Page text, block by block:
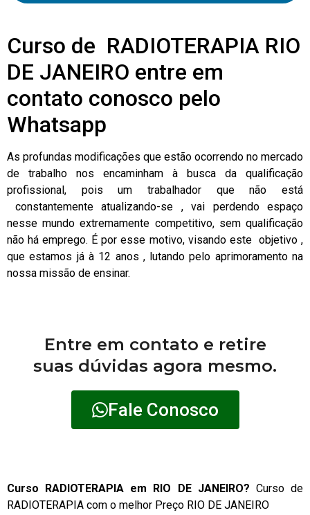
Curso de RADIOTERAPIA RIO
DE JANEIRO entre em
contato conosco pelo
Whatsapp
As profundas modificações que estão ocorrendo no mercado
de trabalho nos encaminham à busca da qualificação
profissional, pois um trabalhador que não está
constantemente atualizando-se , vai perdendo espaço
nesse mundo extremamente competitivo, sem qualificação
não há emprego. É por esse motivo, visando este objetivo ,
que estamos já à 12 anos , lutando pelo aprimoramento na
nossa missão de ensinar.
Entre em contato e retire
suas dúvidas agora mesmo.
Fale Conosco
Curso RADIOTERAPIA em RIO DE JANEIRO? Curso de
RADIOTERAPIA com o melhor Preço RIO DE JANEIRO